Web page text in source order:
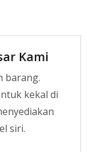
Kami
barang.
kekal di
siri.